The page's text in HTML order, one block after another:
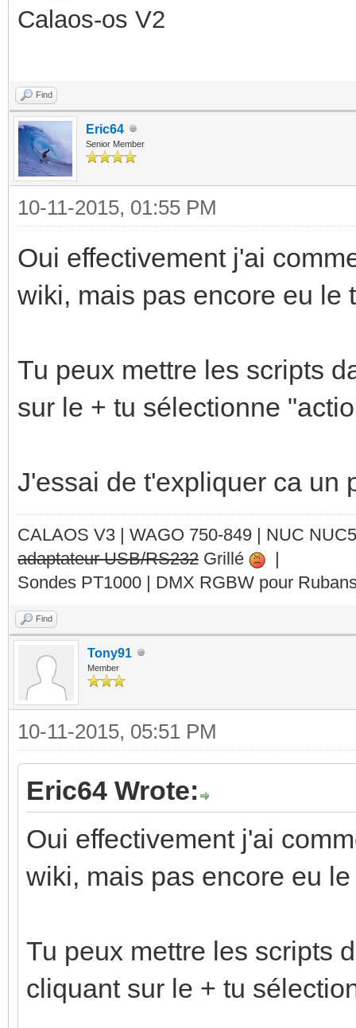
Calaos-os V2
Find
Eric64
Senior Member
10-11-2015, 01:55 PM
Oui effectivement j'ai
wiki, mais pas encore eu le
Tu peux mettre les scripts
sur le + tu sélectionne
J'essai de t'expliquer ca un
CALAOS V3 | WAGO 750-849 | NUC
adaptateur USB/RS232 Grillé
|
Sondes PT1000 | DMX RGBW pour
Find
Tony91
Member
10-11-2015, 05:51 PM
Eric64 Wrote:
Oui effectivement j'ai
wiki, mais pas encore eu
Tu peux mettre les scripts
cliquant sur le + tu